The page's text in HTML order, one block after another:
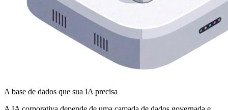
A base de dados que sua IA precisa